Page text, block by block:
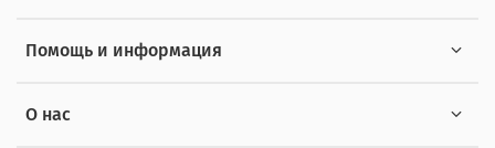
Помощь и информация
О нас